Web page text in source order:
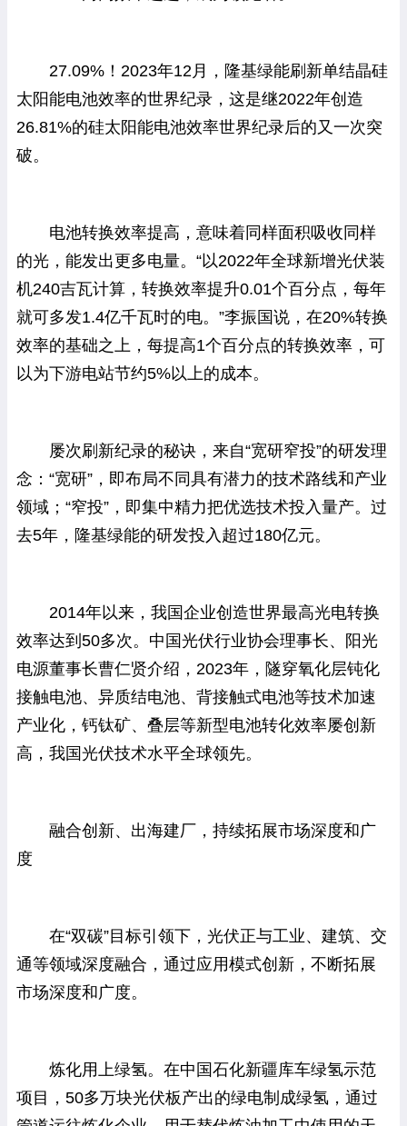
27.09%！2023年12月，隆基绿能刷新单结晶硅
太阳能电池效率的世界纪录，这是继2022年创造
26.81%的硅太阳能电池效率世界纪录后的又一次突
破。
电池转换效率提高，意味着同样面积吸收同样
的光，能发出更多电量。“以2022年全球新增光伏装
机240吉瓦计算，转换效率提升0.01个百分点，每年
就可多发1.4亿千瓦时的电。”李振国说，在20%转换
效率的基础之上，每提高1个百分点的转换效率，可
以为下游电站节约5%以上的成本。
屡次刷新纪录的秘诀，来自“宽研窄投”的研发理
念：“宽研”，即布局不同具有潜力的技术路线和产业
领域；“窄投”，即集中精力把优选技术投入量产。过
去5年，隆基绿能的研发投入超过180亿元。
2014年以来，我国企业创造世界最高光电转换
效率达到50多次。中国光伏行业协会理事长、阳光
电源董事长曹仁贤介绍，2023年，隧穿氧化层钝化
接触电池、异质结电池、背接触式电池等技术加速
产业化，钙钛矿、叠层等新型电池转化效率屡创新
高，我国光伏技术水平全球领先。
融合创新、出海建厂，持续拓展市场深度和广
度
在“双碳”目标引领下，光伏正与工业、建筑、交
通等领域深度融合，通过应用模式创新，不断拓展
市场深度和广度。
炼化用上绿氢。在中国石化新疆库车绿氢示范
项目，50多万块光伏板产出的绿电制成绿氢，通过